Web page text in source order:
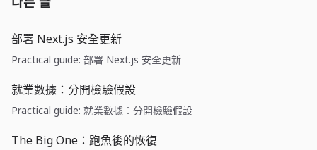
部署 Next.js 安全更新
Practical guide: 部署 Next.js 安全更新
就業數據：分開檢驗假設
Practical guide: 就業數據：分開檢驗假設
The Big One：跑魚後的恢復